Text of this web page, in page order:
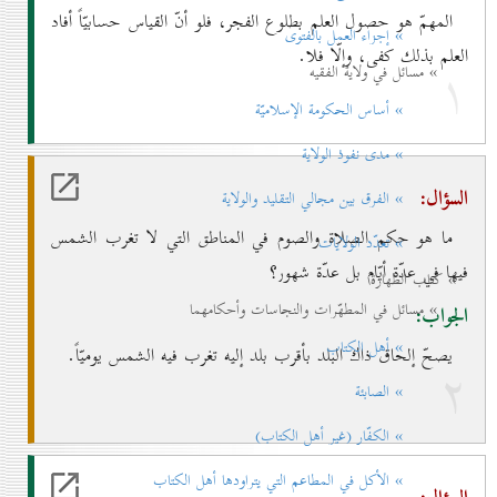
المهمّ هو حصول العلم بطلوع الفجر، فلو أنّ القياس حسابيّاً أفاد
العلم بذلك كفى، وإلّا فلا.
۱
السؤال:
ما هو حكم الصلاة والصوم في المناطق التي لا تغرب الشمس
فيها في عدّة أيّام بل عدّة شهور؟
الجواب:
يصحّ إلحاق ذاك البلد بأقرب بلد إليه تغرب فيه الشمس يوميّاً.
۲
» إجزاء العمل بالفتوی
» مسائل في ولاية الفقيه
» أساس الحكومة الإسلاميّة
» مدی نفوذ الولاية
» الفرق بين مجالي التقليد والولاية
» تعدّد الولايات
» كتاب الطهارة
» مسائل في المطهّرات والنجاسات وأحكامهما
» أهل الكتاب
» الصابئة
» الكفّار (غير أهل الكتاب)
» الأكل في المطاعم التي يتراودها أهل الكتاب